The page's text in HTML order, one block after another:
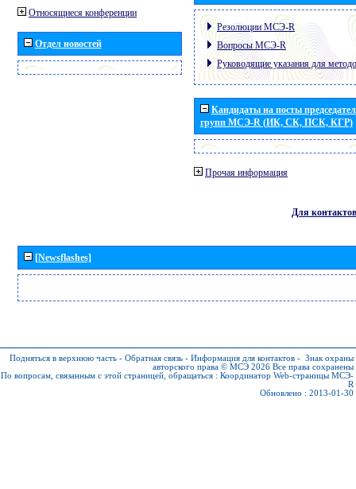
Относящиеся конференции
Отдел новостей
Резолюции МСЭ-R
Вопросы МСЭ-R
Руководящие указания для
Кандидаты на посты
групп МСЭ-R (ИК, СК, ПСК, КГР)
Прочая информация
Для контактов
[Newsflashes]
Подняться в верхнюю часть - Обратная связь - Информация для контактов - Знак охраны
авторского права © МСЭ 2026 Все права сохранены
По вопросам, связанным с этой страницей, обращаться : Координатор Web-страницы МСЭ-
R
Обновлено : 2013-01-30